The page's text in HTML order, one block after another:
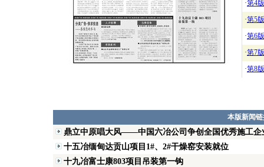
·第4版
·第5版
·第6版
·第7版
·第8版
本版新闻
鼎立中原唱大风——中国六冶公司争创全国优秀施工企
十五冶缅甸达贡山项目1#、2#干燥窑安装就位
十九冶富士康803项目吊装第一钩